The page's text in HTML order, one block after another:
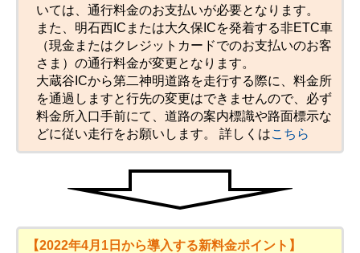
いては、通行料金のお支払いが必要となります。
また、明石西ICまたは大久保ICを発着する非ETC車
（現金またはクレジットカードでのお支払いのお客
さま）の通行料金が変更となります。
大蔵谷ICから第二神明道路を走行する際に、料金所
を通過しますと行先の変更はできませんので、必ず
料金所入口手前にて、道路の案内標識や路面標示な
どに従い走行をお願いします。 詳しくはこちら
【2022年4月1日から導入する新料金ポイント】